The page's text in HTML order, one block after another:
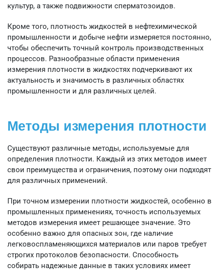
культур, а также подвижности сперматозоидов.
Кроме того, плотность жидкостей в нефтехимической
промышленности и добыче нефти измеряется постоянно,
чтобы обеспечить точный контроль производственных
процессов. Разнообразные области применения
измерения плотности в жидкостях подчеркивают их
актуальность и значимость в различных областях
промышленности и для различных целей.
Методы измерения плотности
Существуют различные методы, используемые для
определения плотности. Каждый из этих методов имеет
свои преимущества и ограничения, поэтому они подходят
для различных применений.
При точном измерении плотности жидкостей, особенно в
промышленных применениях, точность используемых
методов измерения имеет решающее значение. Это
особенно важно для опасных зон, где наличие
легковоспламеняющихся материалов или паров требует
строгих протоколов безопасности. Способность
собирать надежные данные в таких условиях имеет